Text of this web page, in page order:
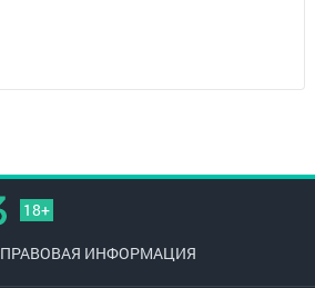
18+
ПРАВОВАЯ ИНФОРМАЦИЯ